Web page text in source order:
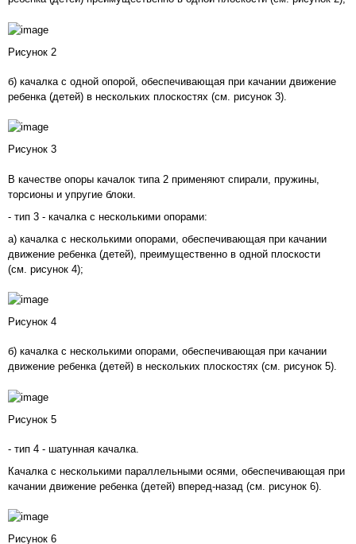
Рисунок 2
б) качалка с одной опорой, обеспечивающая при качании движение
ребенка (детей) в нескольких плоскостях (см. рисунок 3).
Рисунок 3
В качестве опоры качалок типа 2 применяют спирали, пружины,
торсионы и упругие блоки.
- тип 3 - качалка с несколькими опорами:
а) качалка с несколькими опорами, обеспечивающая при качании
движение ребенка (детей), преимущественно в одной плоскости
(см. рисунок 4);
Рисунок 4
б) качалка с несколькими опорами, обеспечивающая при качании
движение ребенка (детей) в нескольких плоскостях (см. рисунок 5).
Рисунок 5
- тип 4 - шатунная качалка.
Качалка с несколькими параллельными осями, обеспечивающая при
качании движение ребенка (детей) вперед-назад (см. рисунок 6).
Рисунок 6